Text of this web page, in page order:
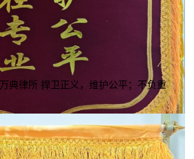
典律所 捍卫正义，维护公平；不负重